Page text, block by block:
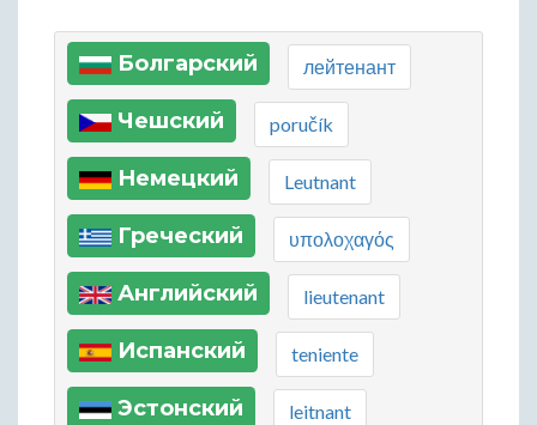
Болгарский лейтенант
Чешский poručík
Немецкий Leutnant
Греческий υπολοχαγός
Английский lieutenant
Испанский teniente
Эстонский leitnant